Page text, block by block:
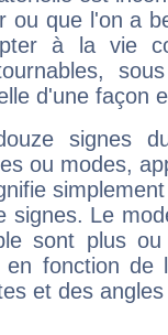
ou que l'on a
à la vie
d'une façon
signes
ou modes,
signes. Le
sont plus
en fonction de
et des